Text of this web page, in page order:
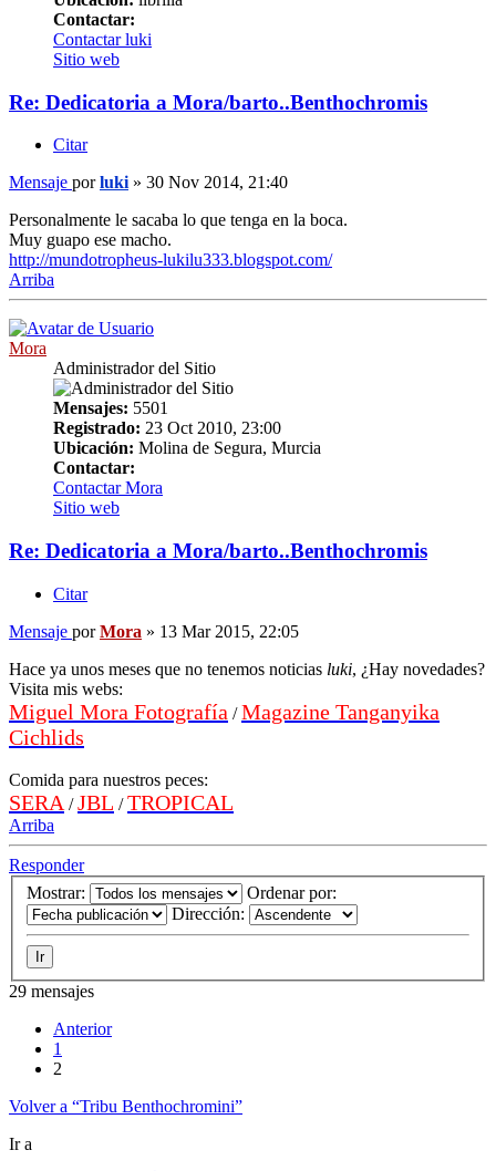
Contactar:
Contactar luki
Sitio web
Re: Dedicatoria a Mora/barto..Benthochromis
Citar
Mensaje porluki » 30 Nov 2014, 21:40
Personalmente le sacaba lo que tenga en la boca.
Muy guapo ese macho.
http://mundotropheus-lukilu333.blogspot.com/
Arriba
Mora
Administrador del Sitio
Mensajes: 5501
Registrado: 23 Oct 2010, 23:00
Ubicación: Molina de Segura, Murcia
Contactar:
Contactar Mora
Sitio web
Re: Dedicatoria a Mora/barto..Benthochromis
Citar
Mensaje porMora » 13 Mar 2015, 22:05
Hace ya unos meses que no tenemos noticias luki, ¿Hay novedades?
Visita mis webs:
Miguel Mora Fotografía /Magazine Tanganyika
Cichlids
Comida para nuestros peces:
SERA /JBL /TROPICAL
Arriba
Responder
Mostrar:
Ordenar por:
Dirección:
29 mensajes
Anterior
1
2
Volver a “Tribu Benthochromini”
Ir a